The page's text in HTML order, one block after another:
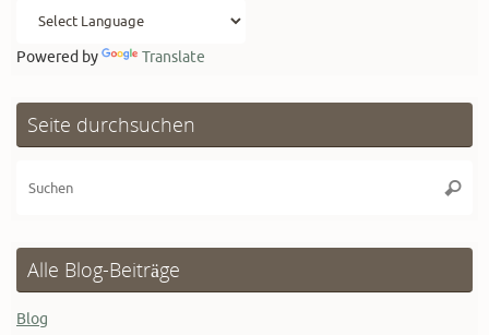
Powered by Translate
Seite durchsuchen
Alle Blog-Beiträge
Blog